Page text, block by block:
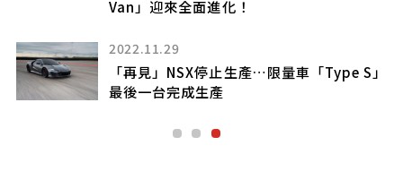
Van」迎來全面進化！
2022.11.29
「再見」NSX停止生產…限量車「Type S」
最後一台完成生產